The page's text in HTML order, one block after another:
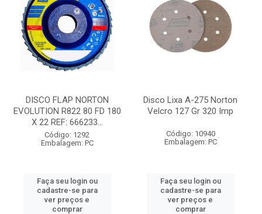
DISCO FLAP NORTON
EVOLUTION R822 80 FD 180
X 22 REF: 666233...
Código: 1292
Embalagem: PC
Faça seu login ou
cadastre-se para
ver preços e
comprar
Disco Lixa A-275 Norton
Velcro 127 Gr 320 Imp
Código: 10940
Embalagem: PC
Faça seu login ou
cadastre-se para
ver preços e
comprar